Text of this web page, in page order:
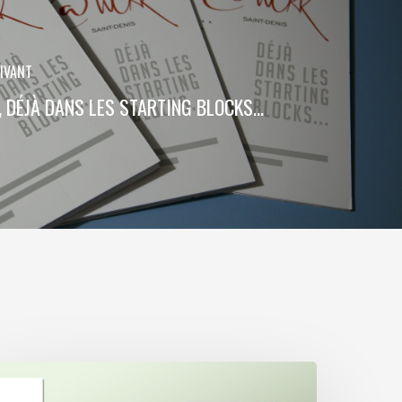
DANS LES STARTING BLOCKS…